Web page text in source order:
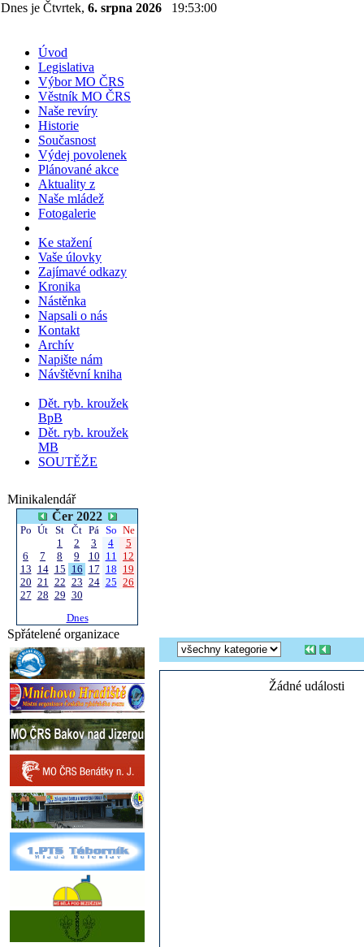
Dnes je Čtvrtek, 6. srpna 2026 19:53:00
Úvod
Legislativa
Výbor MO ČRS
Věstník MO ČRS
Naše revíry
Historie
Současnost
Výdej povolenek
Plánované akce
Aktuality z
Naše mládež
Fotogalerie
Ke stažení
Vaše úlovky
Zajímavé odkazy
Kronika
Nástěnka
Napsali o nás
Kontakt
Archív
Napište nám
Návštěvní kniha
Dět. ryb. kroužek
BpB
Dět. ryb. kroužek
MB
SOUTĚŽE
Minikalendář
Čer 2022
Po Út St Čt Pá So Ne
1
2 3 4
5
6
7 8 9 10 11 12
13 14 15 16 17 18 19
20 21 22 23 24 25 26
27 28 29 30
Dnes
Spřátelené organizace
Žádné události